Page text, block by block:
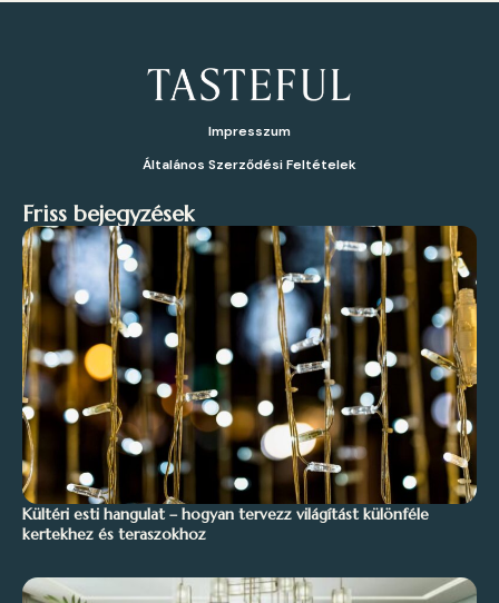
Impresszum
Általános Szerződési Feltételek
Friss bejegyzések
Kültéri esti hangulat – hogyan tervezz világítást különféle
kertekhez és teraszokhoz